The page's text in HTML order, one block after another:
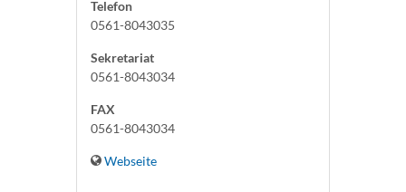
Telefon
0561-8043035
Sekretariat
0561-8043034
FAX
0561-8043034
Webseite